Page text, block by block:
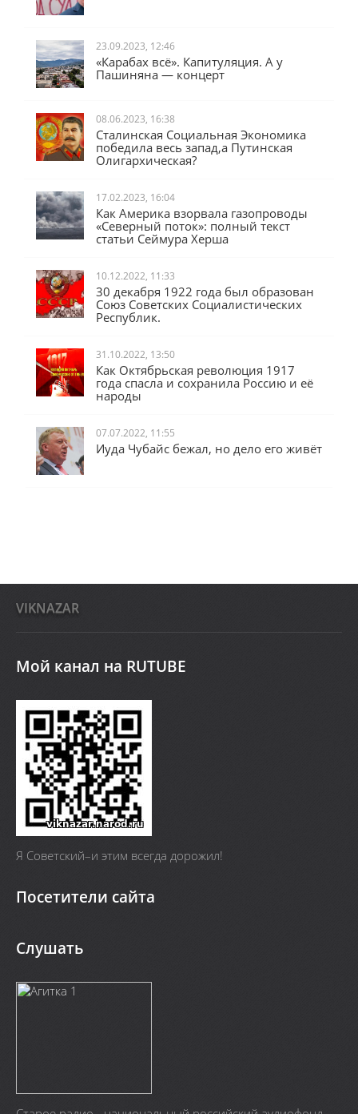
23.09.2023, 12:46
«Карабах всё». Капитуляция. А у
Пашиняна — концерт
08.06.2023, 16:38
Сталинская Социальная Экономика
победила весь запад,а Путинская
Олигархическая?
17.02.2023, 16:04
Как Америка взорвала газопроводы
«Северный поток»: полный текст
статьи Сеймура Херша
10.12.2022, 11:33
30 декабря 1922 года был образован
Союз Советских Социалистических
Республик.
31.10.2022, 13:50
Как Октябрьская революция 1917
года спасла и сохранила Россию и её
народы
07.07.2022, 11:55
Иуда Чубайс бежал, но дело его живёт
VIKNAZAR
Мой канал на RUTUBE
Я Cоветский–и этим всегда дорожил!
Посетители сайта
Слушать